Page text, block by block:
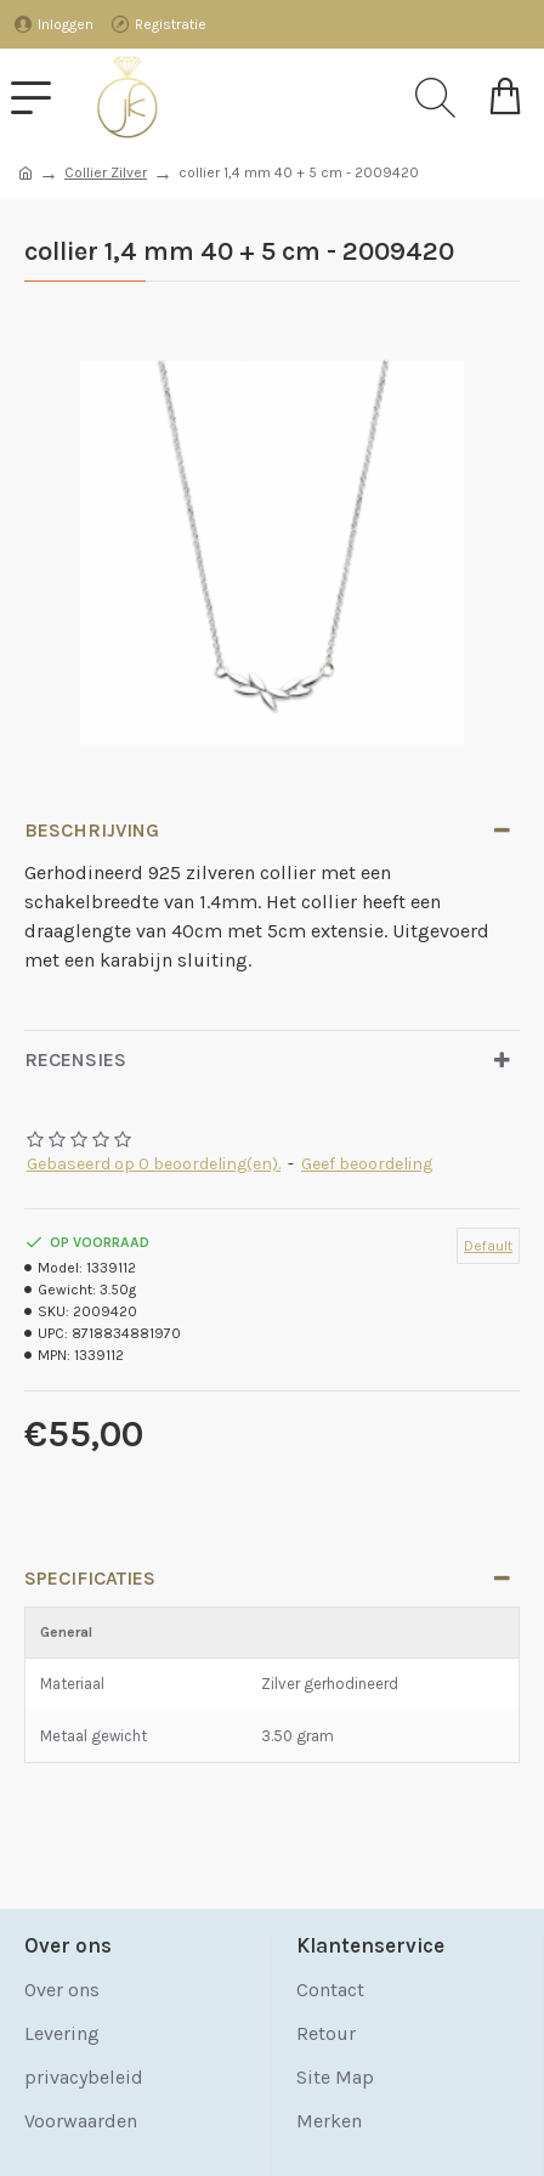
Inloggen Registratie
Collier Zilver collier 1,4 mm 40 + 5 cm - 2009420
collier 1,4 mm 40 + 5 cm - 2009420
BESCHRIJVING
Gerhodineerd 925 zilveren collier met een
schakelbreedte van 1.4mm. Het collier heeft een
draaglengte van 40cm met 5cm extensie. Uitgevoerd
met een karabijn sluiting.
RECENSIES
Gebaseerd op 0 beoordeling(en). - Geef beoordeling
€55,00
OP VOORRAAD
Model: 1339112
Gewicht: 3.50g
SKU: 2009420
UPC: 8718834881970
MPN: 1339112
Default
SPECIFICATIES
General
Materiaal Zilver gerhodineerd
Metaal gewicht 3.50 gram
Over ons
Over ons
Levering
privacybeleid
Voorwaarden
Klantenservice
Contact
Retour
Site Map
Merken